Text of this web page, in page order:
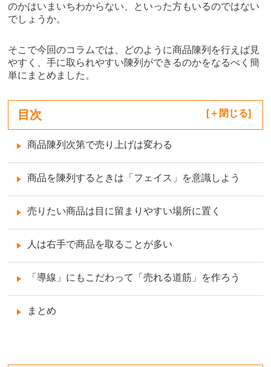
のかはいまいちわからない、といった方もいるのではない
でしょうか。
そこで今回のコラムでは、どのように商品陳列を行えば見
やすく、手に取られやすい陳列ができるのかをなるべく簡
単にまとめました。
目次 [ 閉じる]
商品陳列次第で売り上げは変わる
商品を陳列するときは「フェイス」を意識しよう
売りたい商品は目に留まりやすい場所に置く
人は右手で商品を取ることが多い
「導線」にもこだわって「売れる道筋」を作ろう
まとめ